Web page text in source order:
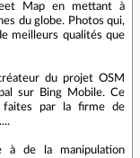
Map en mettant à
du globe. Photos qui,
meilleurs qualités que
du projet OSM
sur Bing Mobile. Ce
faites par la firme de
à de la manipulation